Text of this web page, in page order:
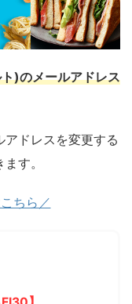
)のメールアドレス
ドレスを変更する
す。
ちら／